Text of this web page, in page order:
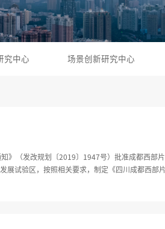
究中心 场景创新研究中心
》（发改规划〔2019〕1947号）批准成都西部
试验区，按照相关要求，制定《四川成都西部